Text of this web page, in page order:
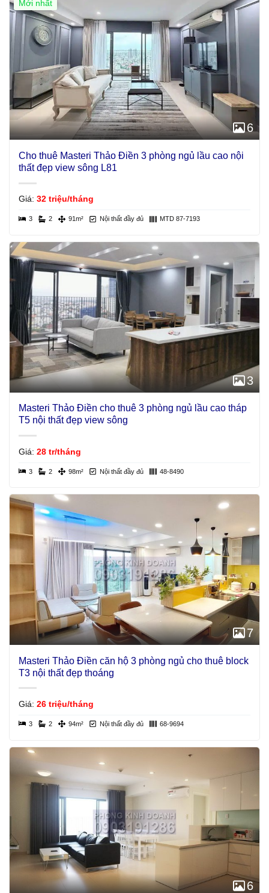
Mới nhất
6
Cho thuê Masteri Thảo Điền 3 phòng ngủ lầu cao nội
thất đẹp view sông L81
Giá: 32 triệu/tháng
3 2 91m² Nội thất đầy đủ MTD 87-7193
3
Masteri Thảo Điền cho thuê 3 phòng ngủ lầu cao tháp
T5 nội thất đẹp view sông
Giá: 28 tr/tháng
3 2 98m² Nội thất đầy đủ 48-8490
7
Masteri Thảo Điền căn hộ 3 phòng ngủ cho thuê block
T3 nội thất đẹp thoáng
Giá: 26 triệu/tháng
3 2 94m² Nội thất đầy đủ 68-9694
6